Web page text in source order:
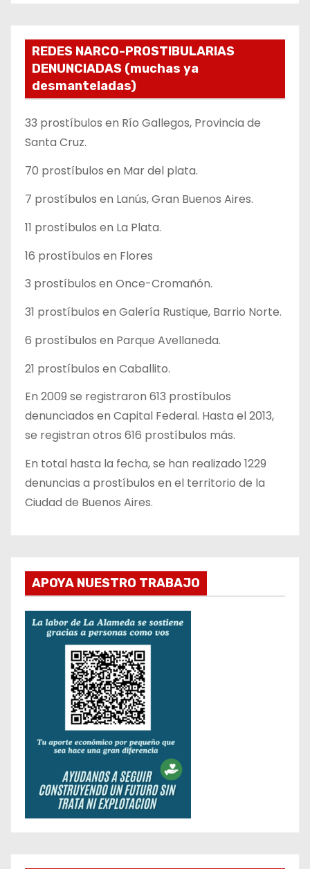
REDES NARCO-PROSTIBULARIAS
DENUNCIADAS (muchas ya
desmanteladas)
33 prostíbulos en Río Gallegos, Provincia de
Santa Cruz.
70 prostíbulos en Mar del plata.
7 prostíbulos en Lanús, Gran Buenos Aires.
11 prostíbulos en La Plata.
16 prostíbulos en Flores
3 prostíbulos en Once-Cromañón.
31 prostíbulos en Galería Rustique, Barrio Norte.
6 prostíbulos en Parque Avellaneda.
21 prostíbulos en Caballito.
En 2009 se registraron 613 prostíbulos
denunciados en Capital Federal. Hasta el 2013,
se registran otros 616 prostíbulos más.
En total hasta la fecha, se han realizado 1229
denuncias a prostíbulos en el territorio de la
Ciudad de Buenos Aires.
APOYA NUESTRO TRABAJO